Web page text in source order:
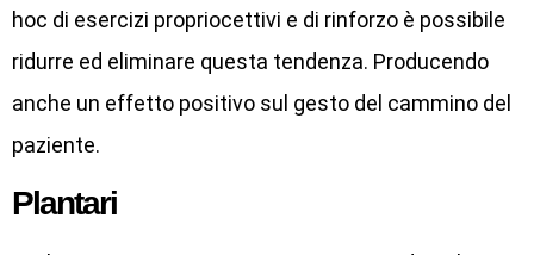
hoc di esercizi propriocettivi e di rinforzo è possibile
ridurre ed eliminare questa tendenza. Producendo
anche un effetto positivo sul gesto del cammino del
paziente.
Plantari